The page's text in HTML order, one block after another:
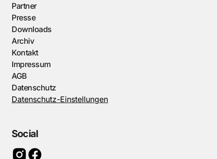
Partner
Presse
Downloads
Archiv
Kontakt
Impressum
AGB
Datenschutz
Datenschutz-Einstellungen
Social